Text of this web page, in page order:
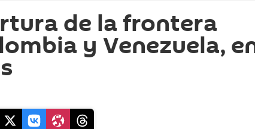
de la frontera
y Venezuela,